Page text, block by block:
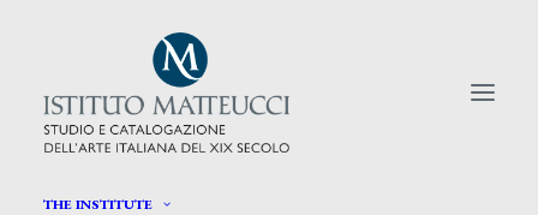
THE INSTITUTE